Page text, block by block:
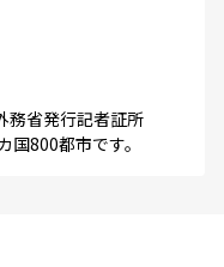
務省発行記者証所
800都市です。